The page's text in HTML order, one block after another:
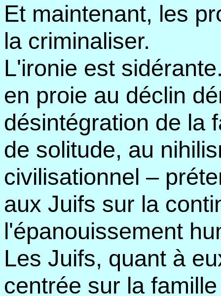
Et maintenant, les
la criminaliser.
L'ironie est
en proie au déclin
désintégration de la
de solitude, au
civilisationnel –
aux Juifs sur la
l'épanouissement
Les Juifs, quant à
centrée sur la